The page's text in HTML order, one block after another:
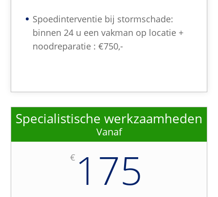
Spoedinterventie bij stormschade:
binnen 24 u een vakman op locatie +
noodreparatie : €750,-
Specialistische werkzaamheden
Vanaf
€ 175